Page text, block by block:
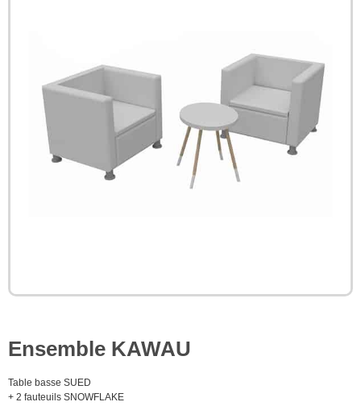
Ensemble KAWAU
Table basse SUED
+ 2 fauteuils SNOWFLAKE